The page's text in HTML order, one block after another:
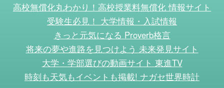
高校無償化丸わかり！高校授業料無償化 情報サイト
受験生必見！ 大学情報・入試情報
きっと元気になる Proverb格言
将来の夢や進路を見つけよう 未来発見サイト
大学・学部選びの動画サイト 東進TV
時刻も天気もイベントも掲載! ナガセ世界時計